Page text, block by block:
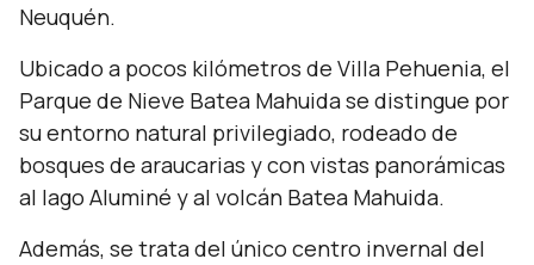
Neuquén.
Ubicado a pocos kilómetros de Villa Pehuenia, el
Parque de Nieve Batea Mahuida se distingue por
su entorno natural privilegiado, rodeado de
bosques de araucarias y con vistas panorámicas
al lago Aluminé y al volcán Batea Mahuida.
Además, se trata del único centro invernal del